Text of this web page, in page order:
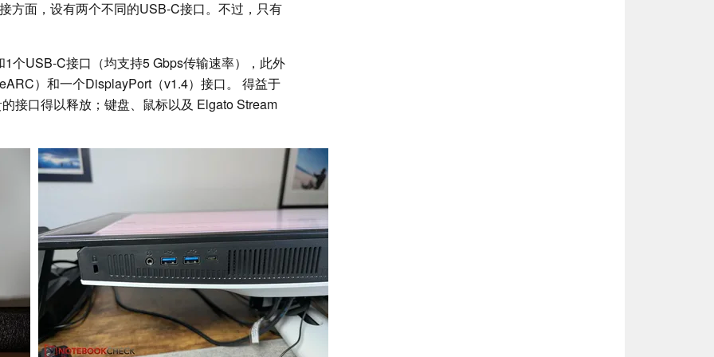
方面，设有两个不同的USB-C接口。不过，只有
个USB-C接口（均支持5 Gbps传输速率），此外
）和一个DisplayPort（v1.4）接口。 得益于
接口得以释放；键盘、鼠标以及 Elgato Stream